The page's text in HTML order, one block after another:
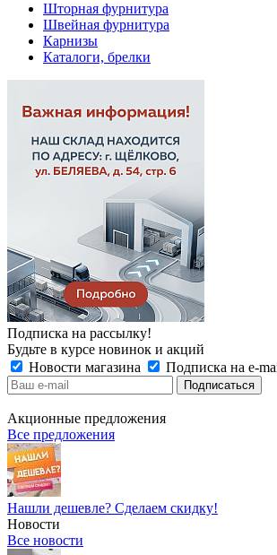
Шторная фурнитура
Швейная фурнитура
Карнизы
Каталоги, брелки
Подписка на рассылку!
Будьте в курсе новинок и акций
Новости магазина
Подписка на e-
Акционные предложения
Все предложения
Нашли дешевле? Сделаем скидку!
Новости
Все новости